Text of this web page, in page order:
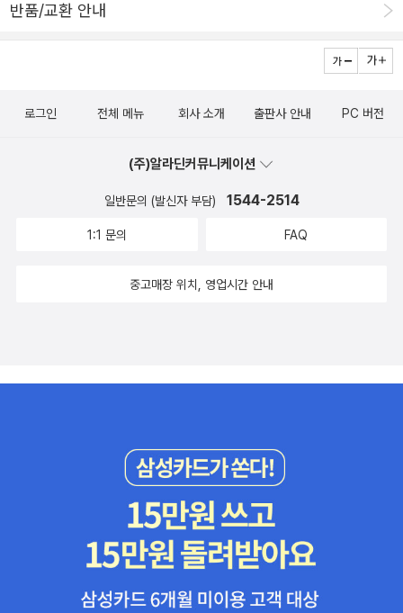
반품/교환 안내
로그인 전체 메뉴 회사 소개 출판사 안내 PC 버전
(주)알라딘커뮤니케이션
일반문의 (발신자 부담) 1544-2514
1:1 문의 FAQ
중고매장 위치, 영업시간 안내